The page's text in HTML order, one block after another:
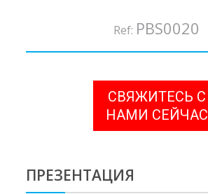
Ref: PBS0020
СВЯЖИТЕСЬ С
НАМИ СЕЙЧАС
ПРЕЗЕНТАЦИЯ